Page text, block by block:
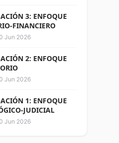
3: ENFOQUE
FINANCIERO
Jun 2026
2: ENFOQUE
Jun 2026
1: ENFOQUE
JUDICIAL
Jun 2026